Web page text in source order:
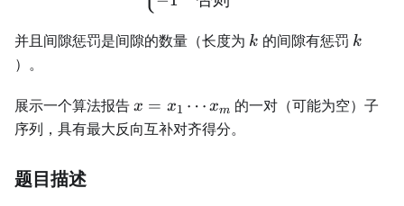
并且间隙惩罚是间隙的数量（长度为 k
k 的间隙有惩罚 k
k
）。
展示一个算法报告 x =
x_1
x = x1 ⋯ xm 的一对（可能为空）子
序列，具有最大反向互补对齐得分。
题目描述